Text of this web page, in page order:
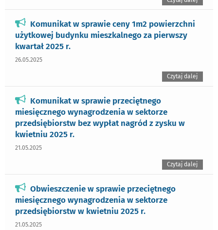
Komunikat w sprawie ceny 1m2 powierzchni
użytkowej budynku mieszkalnego za pierwszy
kwartał 2025 r.
26.05.2025
Czytaj dalej
Komunikat w sprawie przeciętnego
miesięcznego wynagrodzenia w sektorze
przedsiębiorstw bez wypłat nagród z zysku w
kwietniu 2025 r.
21.05.2025
Czytaj dalej
Obwieszczenie w sprawie przeciętnego
miesięcznego wynagrodzenia w sektorze
przedsiębiorstw w kwietniu 2025 r.
21.05.2025